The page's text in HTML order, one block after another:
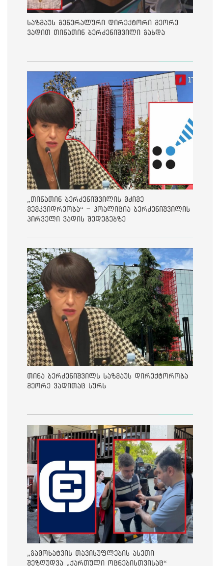
საზმაუს გენერალური დირექტორი მეორე
ვადით თინათინ ბერძენიშვილი გახდა
„თინათინ ბერძენიშვილის მძიმე
მემკვიდრეობა“ - კოალიცია ბერძენიშვილის
პირველი ვადის შედეგებზე
თინა ბერძენიშვილს საზმაუს დირექტორობა
მეორე ვადითაც სურს
„გამოხატვის თავისუფლების ასეთი
შეზღუდვა „ქართული ოცნებისთვისაც“